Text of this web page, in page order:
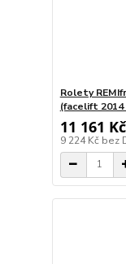
Rolety
(facelift
11 161 Kč
9 224 Kč bez